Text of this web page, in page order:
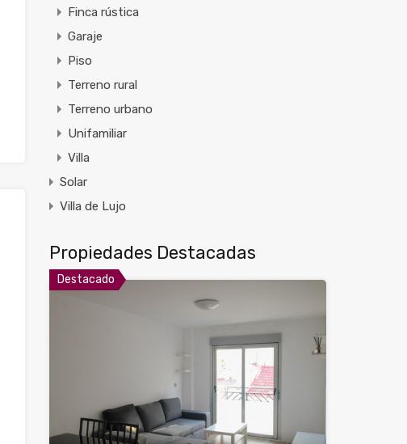
Finca rústica
Garaje
Piso
Terreno rural
Terreno urbano
Unifamiliar
Villa
Solar
Villa de Lujo
Propiedades Destacadas
Destacado